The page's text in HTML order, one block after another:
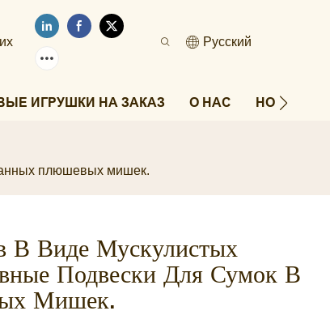
Pусский
ИГРУШКИ НА ЗАКАЗ О НАС НОВОСТИ
плюшевых мишек.
В Виде Мускулистых
Подвески Для Сумок В
Мишек.